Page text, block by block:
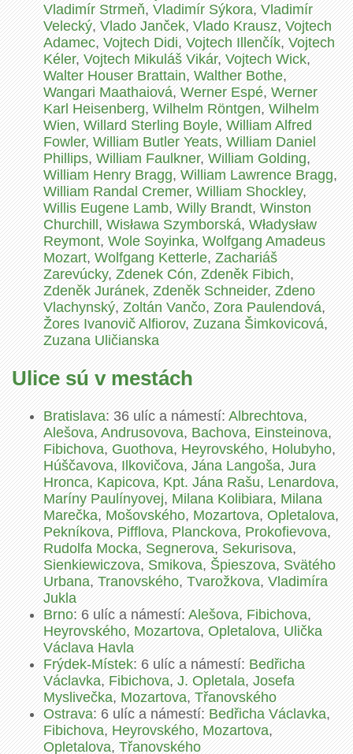
Vladimír Strmeň,Vladimír Sýkora,Vladimír
Velecký,Vlado Janček,Vlado Krausz,Vojtech
Adamec,Vojtech Didi,Vojtech Illenčík,Vojtech
Kéler,Vojtech Mikuláš Vikár,Vojtech Wick,
Walter Houser Brattain,Walther Bothe,
Wangari Maathaiová,Werner Espé,Werner
Karl Heisenberg,Wilhelm Röntgen,Wilhelm
Wien,Willard Sterling Boyle,William Alfred
Fowler,William Butler Yeats,William Daniel
Phillips,William Faulkner,William Golding,
William Henry Bragg,William Lawrence Bragg,
William Randal Cremer,William Shockley,
Willis Eugene Lamb,Willy Brandt,Winston
Churchill,Wisława Szymborská,Władysław
Reymont,Wole Soyinka,Wolfgang Amadeus
Mozart,Wolfgang Ketterle,Zachariáš
Zarevúcky,Zdenek Cón,Zdeněk Fibich,
Zdeněk Juránek,Zdeněk Schneider,Zdeno
Vlachynský,Zoltán Vančo,Zora Paulendová,
Žores Ivanovič Alfiorov,Zuzana Šimkovicová,
Zuzana Uličianska
Ulice sú v mestách
Bratislava: 36 ulíc a námestí:Albrechtova,
Alešova,Andrusovova,Bachova,Einsteinova,
Fibichova,Guothova,Heyrovského,Holubyho,
Húščavova,Ilkovičova,Jána Langoša,Jura
Hronca,Kapicova,Kpt. Jána Rašu,Lenardova,
Maríny Paulínyovej,Milana Kolibiara,Milana
Marečka,Mošovského,Mozartova,Opletalova,
Pekníkova,Pifflova,Planckova,Prokofievova,
Rudolfa Mocka,Segnerova,Sekurisova,
Sienkiewiczova,Smikova,Špieszova,Svätého
Urbana,Tranovského,Tvarožkova,Vladimíra
Jukla
Brno: 6 ulíc a námestí:Alešova,Fibichova,
Heyrovského,Mozartova,Opletalova,Ulička
Václava Havla
Frýdek-Místek: 6 ulíc a námestí:Bedřicha
Václavka,Fibichova,J. Opletala,Josefa
Myslivečka,Mozartova,Třanovského
Ostrava: 6 ulíc a námestí:Bedřicha Václavka,
Fibichova,Heyrovského,Mozartova,
Opletalova,Třanovského